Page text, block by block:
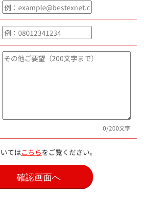
0/200文字
てはこちらをご覧ください。